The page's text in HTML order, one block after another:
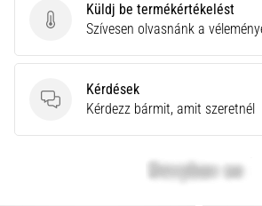
Küldj be termékértékelést
Küldj be termékértékelést
Szívesen olvasnánk a
Kérdések
Kérdések
Kérdezz bármit, amit szeretnél